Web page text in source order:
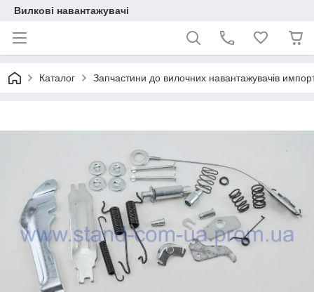
Вилкові навантажувачі
Каталог Запчастини до вилочних навантажувачів